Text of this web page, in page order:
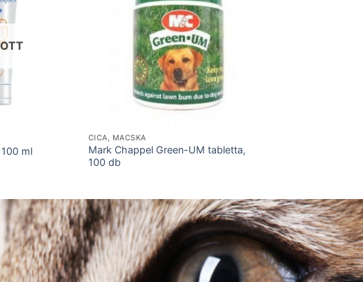
ml
CICA, MACSKA
Mark Chappel Green-UM tabletta,
100 db